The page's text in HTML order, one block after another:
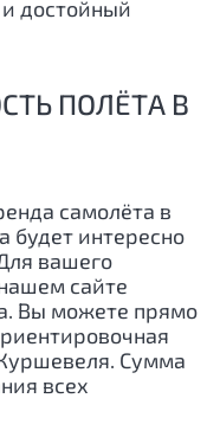
достойный
ПОЛЁТА В
самолёта в
будет интересно
вашего
сайте
Вы можете прямо
Сумма
всех